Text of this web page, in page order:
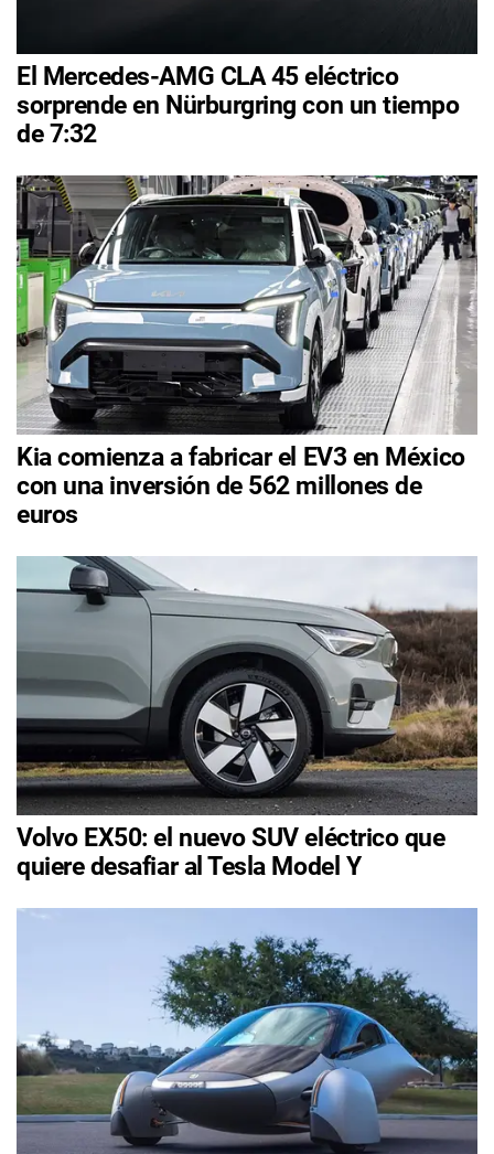
El Mercedes-AMG CLA 45 eléctrico
sorprende en Nürburgring con un tiempo
de 7:32
Kia comienza a fabricar el EV3 en México
con una inversión de 562 millones de
euros
Volvo EX50: el nuevo SUV eléctrico que
quiere desafiar al Tesla Model Y